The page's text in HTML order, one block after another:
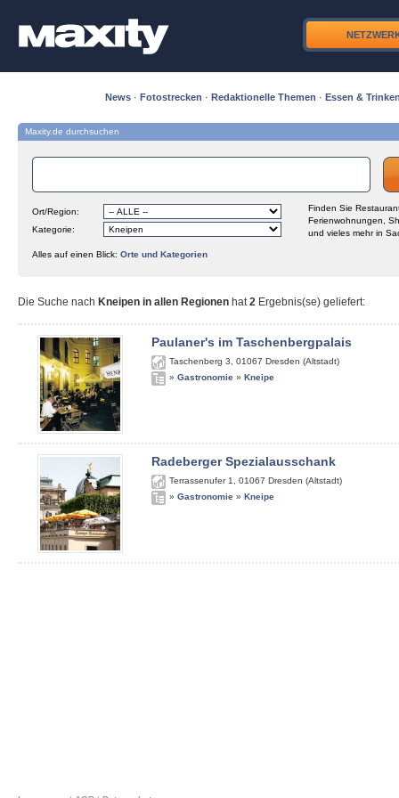
News · Fotostrecken · Redaktionelle Themen · Essen &
Maxity.de durchsuchen
Ort/Region:
Kategorie:
Finden Sie
Ferienwohnungen,
und vieles mehr in
Alles auf einen Blick: Orte und Kategorien
Die Suche nach Kneipen in allen Regionen hat2 Ergebnis(se) geliefert:
Paulaner's im Taschenbergpalais
Taschenberg 3 01067 Dresden (Altstadt)
» Gastronomie » Kneipe
Radeberger Spezialausschank
Terrassenufer 1 01067 Dresden (Altstadt)
» Gastronomie » Kneipe